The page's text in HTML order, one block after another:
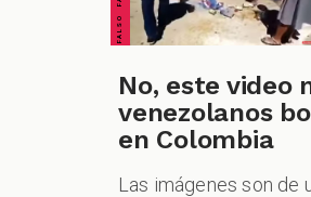
No, este video
venezolanos
en Colombia
Las imágenes son de